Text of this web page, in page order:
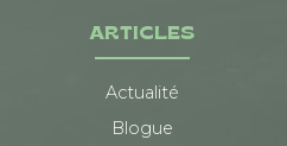
ARTICLES
Actualité
Blogue